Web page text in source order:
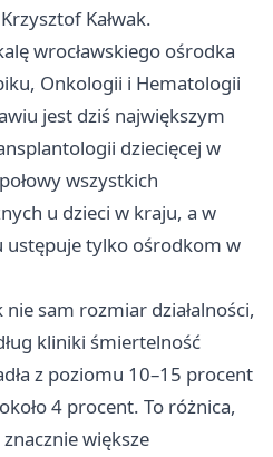
Kałwak.
wrocławskiego ośrodka
Onkologii i Hematologii
jest dziś największym
dziecięcej w
wszystkich
u dzieci w kraju, a w
ustępuje tylko ośrodkom w
sam rozmiar działalności,
kliniki śmiertelność
z poziomu 10–15 procent
4 procent. To różnica,
większe